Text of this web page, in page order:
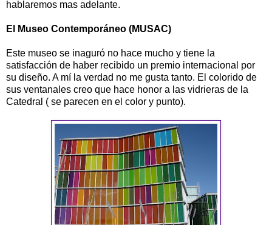
hablaremos mas adelante.
El Museo Contemporáneo (MUSAC)
Este museo se inaguró no hace mucho y tiene la
satisfacción de haber recibido un premio internacional por
su diseño. A mí la verdad no me gusta tanto. El colorido de
sus ventanales creo que hace honor a las vidrieras de la
Catedral ( se parecen en el color y punto).